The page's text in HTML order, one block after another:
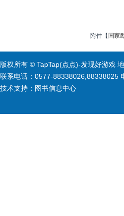
附件【 国家
版权所有 © TapTap(点点)-发现好游戏
联系电话：0577-88338026,88338025
技术支持：图书信息中心